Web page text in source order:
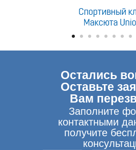
Остались
Оставьте
Вам
Заполните
контактными
получите